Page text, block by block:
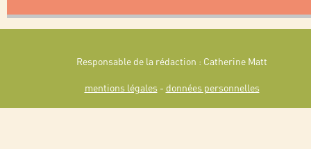
Responsable de la rédaction : Catherine Matt
mentions légales - données personnelles